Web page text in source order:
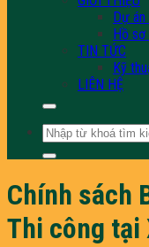
Dự
Hồ
TIN TỨC
Kỹ
LIÊN HỆ
Tìm
kiếm:
Chính sách
Thi công tại